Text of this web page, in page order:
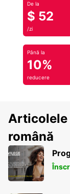
De la
$ 52
/zi
Până la
10%
reducere
Articolele
română